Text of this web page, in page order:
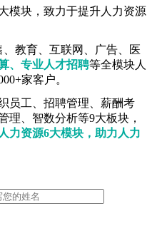
模块，致力于提升人力资源
、教育、互联网、广告、医
、专业人才招聘等全模块人
家客户。
员工、招聘管理、薪酬考
理、智数分析等9大板块，
力资源6大模块，助力人力